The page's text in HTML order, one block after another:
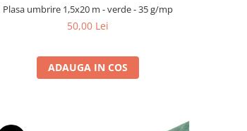
Plasa umbrire 1,5x20 m - verde - 35 g/mp
50,00 Lei
ADAUGA IN COS